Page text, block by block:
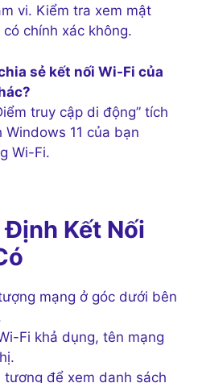
vi. Kiểm tra xem mật
chính xác không.
sẻ kết nối Wi-Fi của
truy cập di động” tích
11 của bạn
Wi-Fi.
Kết Nối
mạng ở góc dưới bên
Fi khả dụng, tên mạng
tượng để xem danh sách